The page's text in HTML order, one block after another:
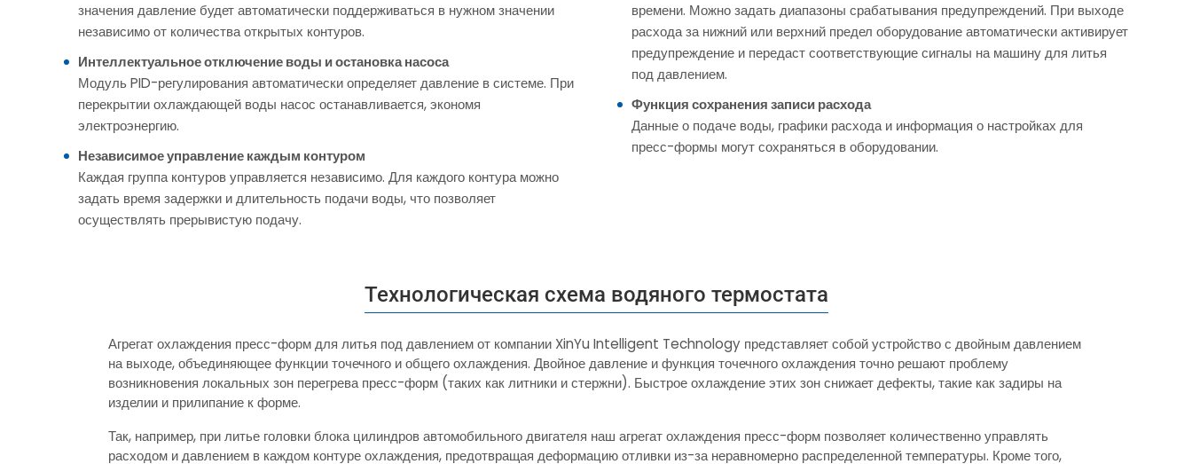
значения давление будет автоматически поддерживаться в нужном значении
независимо от количества открытых контуров.
Интеллектуальное отключение воды и остановка насоса
Модуль PID-регулирования автоматически определяет давление в системе. При
перекрытии охлаждающей воды насос останавливается, экономя
электроэнергию.
Независимое управление каждым контуром
Каждая группа контуров управляется независимо. Для каждого контура можно
задать время задержки и длительность подачи воды, что позволяет
осуществлять прерывистую подачу.
времени. Можно задать диапазоны срабатывания предупреждений. При выходе
расхода за нижний или верхний предел оборудование автоматически активирует
предупреждение и передаст соответствующие сигналы на машину для литья
под давлением.
Функция сохранения записи расхода
Данные о подаче воды, графики расхода и информация о настройках для
пресс-формы могут сохраняться в оборудовании.
Технологическая схема водяного термостата
Агрегат охлаждения пресс-форм для литья под давлением от компании XinYu Intelligent Technology представляет собой устройство с двойным давлением
на выходе, объединяющее функции точечного и общего охлаждения. Двойное давление и функция точечного охлаждения точно решают проблему
возникновения локальных зон перегрева пресс-форм (таких как литники и стержни). Быстрое охлаждение этих зон снижает дефекты, такие как задиры на
изделии и прилипание к форме.
Так, например, при литье головки блока цилиндров автомобильного двигателя наш агрегат охлаждения пресс-форм позволяет количественно управлять
расходом и давлением в каждом контуре охлаждения, предотвращая деформацию отливки из-за неравномерно распределенной температуры. Кроме того,